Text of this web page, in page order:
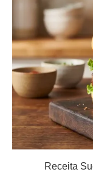
Receita